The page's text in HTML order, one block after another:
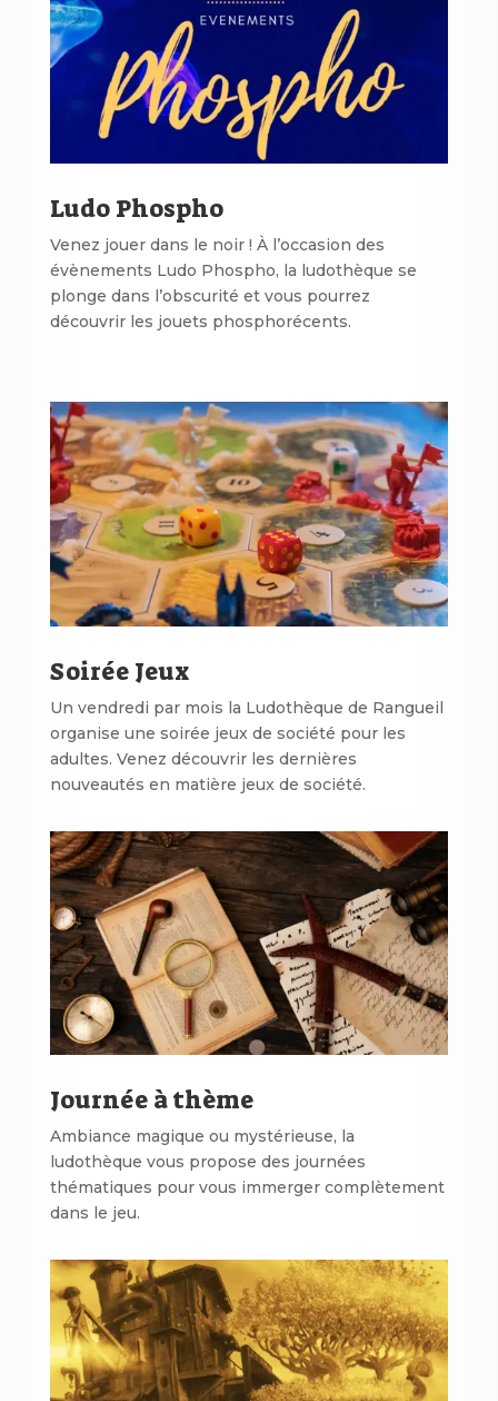
Ludo Phospho
Venez jouer dans le noir ! À l’occasion des
évènements Ludo Phospho, la ludothèque se
plonge dans l’obscurité et vous pourrez
découvrir les jouets phosphorécents.
Soirée Jeux
Un vendredi par mois la Ludothèque de Rangueil
organise une soirée jeux de société pour les
adultes. Venez découvrir les dernières
nouveautés en matière jeux de société.
Journée à thème
Ambiance magique ou mystérieuse, la
ludothèque vous propose des journées
thématiques pour vous immerger complètement
dans le jeu.